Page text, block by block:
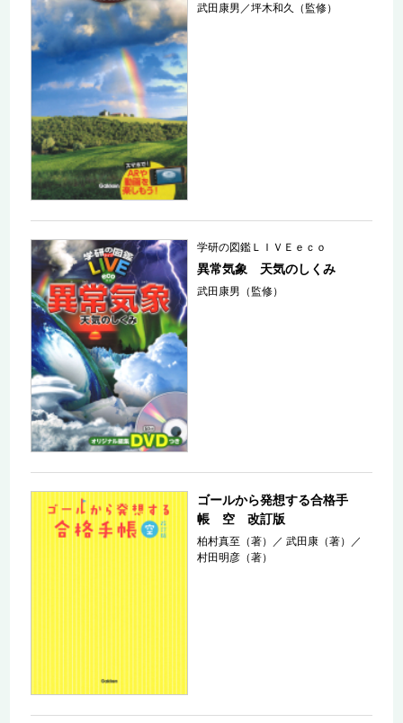
武田康男／坪木和久（監修）
学研の図鑑ＬＩＶＥｅｃｏ
異常気象 天気のしくみ
武田康男（監修）
ゴールから発想する合格手
帳 空 改訂版
柏村真至（著） ／武田康（著）
／
村田明彦（著）